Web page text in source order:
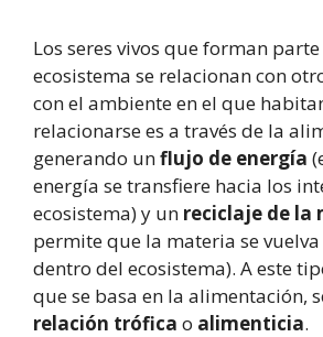
Los seres vivos que forman
ecosistema se relacionan con
con el ambiente en el que
relacionarse es a través de la
generando unflujo de energía
energía se transfiere hacia los
ecosistema) y un reciclaje de la
permite que la materia se
dentro del ecosistema). A este
que se basa en la alimentación,
relación trófica o alimenticia.